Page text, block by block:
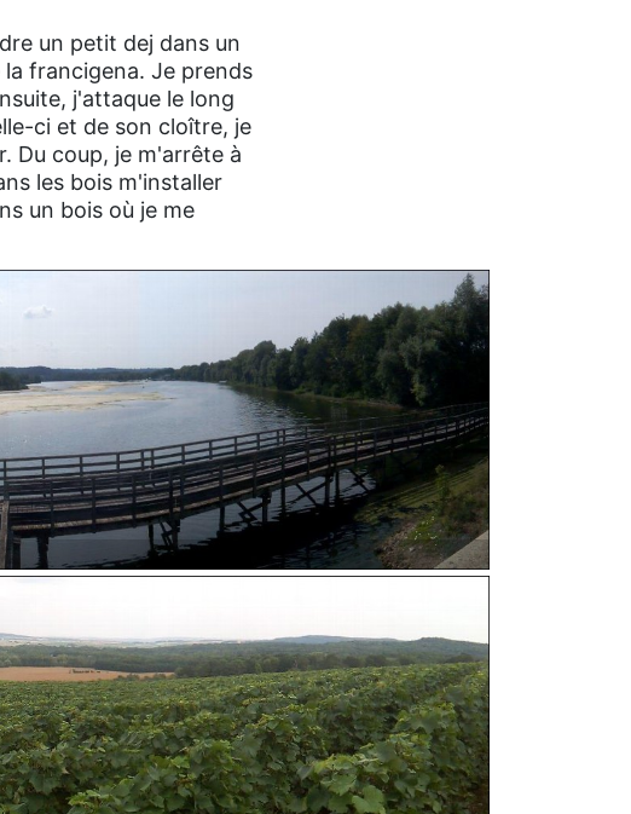
un petit dej dans un
francigena. Je prends
j'attaque le long
ci et de son cloître, je
Du coup, je m'arrête à
les bois m'installer
un bois où je me